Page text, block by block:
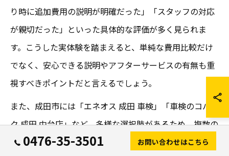
り時に追加費用の説明が明確だった」「スタッフの対応
が親切だった」といった具体的な評価が多く見られま
す。こうした実体験を踏まえると、単純な費用比較だけ
でなく、安心できる説明やアフターサービスの有無も重
視すべきポイントだと言えるでしょう。
また、成田市には「エネオス 成田 車検」「車検のコバッ
ク 成田 中台店」など、多様な選択肢があるため、複数の
店舗で見積もりを取り比較することが失敗を防ぐコツで
0476-35-3501 お問い合わせはこちら